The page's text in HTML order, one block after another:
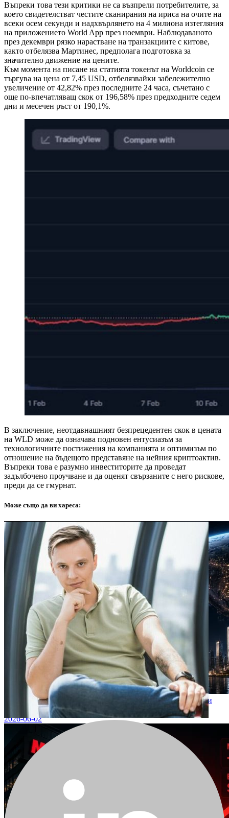
Въпреки това тези критики не са възпрели потребителите, за
което свидетелстват честите сканирания на ириса на очите на
всеки осем секунди и надхвърлянето на 4 милиона изтегляния
на приложението World App през ноември. Наблюдаваното
през декември рязко нарастване на транзакциите с китове,
както отбелязва Мартинес, предполага подготовка за
значително движение на цените.
Към момента на писане на статията токенът на Worldcoin се
търгува на цена от 7,45 USD, отбелязвайки забележително
увеличение от 42,82% през последните 24 часа, съчетано с
още по-впечатляващ скок от 196,58% през предходните седем
дни и месечен ръст от 190,1%.
В заключение, неотдавнашният безпрецедентен скок в цената
на WLD може да означава подновен ентусиазъм за
технологичните постижения на компанията и оптимизъм по
отношение на бъдещото представяне на нейния криптоактив.
Въпреки това е разумно инвеститорите да проведат
задълбочено проучване и да оценят свързаните с него рискове,
преди да се гмурнат.
Може също да ви хареса:
SpaceX днес стартира историческото си IPO шоу – и държи
$1,4 млрд. в Bitcoin
2026-06-02